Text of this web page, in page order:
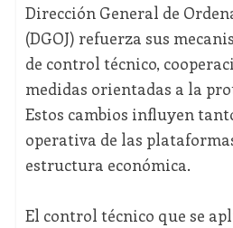
Dirección General de
(DGOJ) refuerza sus
de control técnico,
medidas orientadas a la
Estos cambios influyen
operativa de las
estructura económica.
El control técnico que se